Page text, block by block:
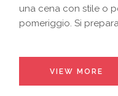
una cena con stile o
pomeriggio. Si
VIEW MORE